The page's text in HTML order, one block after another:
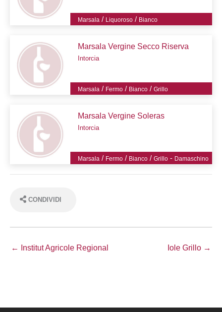
Marsala / Liquoroso / Bianco
Marsala Vergine Secco Riserva
Intorcia
Marsala / Fermo / Bianco /Grillo
Marsala Vergine Soleras
Intorcia
Marsala / Fermo / Bianco /Grillo - Damaschino
CONDIVIDI
← Institut Agricole Regional Iole Grillo →